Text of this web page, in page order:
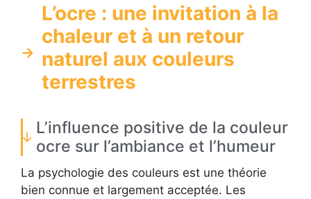
L’ocre : une invitation à la
chaleur et à un retour
naturel aux couleurs
terrestres
L’influence positive de la couleur
ocre sur l’ambiance et l’humeur
La psychologie des couleurs est une théorie
bien connue et largement acceptée. Les